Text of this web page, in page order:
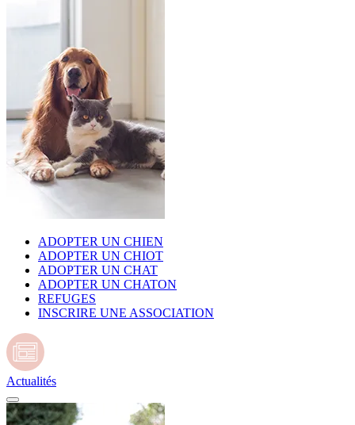
ADOPTER UN CHIEN
ADOPTER UN CHIOT
ADOPTER UN CHAT
ADOPTER UN CHATON
REFUGES
INSCRIRE UNE ASSOCIATION
Actualités